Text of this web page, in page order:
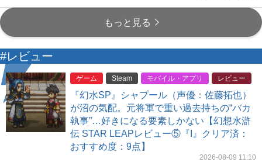
もっと見る
#レビュー
ゲーム Steam モバイル・アプリ レビュー
『幻水SP』シャプール（声優：佐藤拓也）
が沼の気配。元将軍で重い過去持ちの“バカ
執事”…好きになる要素しかない【幻想水滸
伝 STAR LEAPレビュー⑤『I』クリア済：
おすすめ度：9点】
2026-08-09 11:10